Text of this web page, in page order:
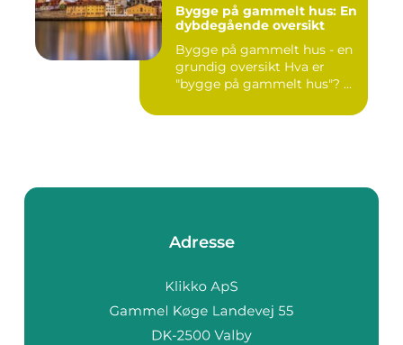
Bygge på gammelt hus: En
dybdegående oversikt
Bygge på gammelt hus - en
grundig oversikt Hva er
"bygge på gammelt hus"? ...
Adresse